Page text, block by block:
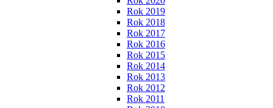
Rok 2019
Rok 2018
Rok 2017
Rok 2016
Rok 2015
Rok 2014
Rok 2013
Rok 2012
Rok 2011